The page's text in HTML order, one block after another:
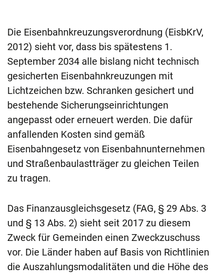
Die Eisenbahnkreuzungsverordnung (EisbKrV,
2012) sieht vor, dass bis spätestens 1.
September 2034 alle bislang nicht technisch
gesicherten Eisenbahnkreuzungen mit
Lichtzeichen bzw. Schranken gesichert und
bestehende Sicherungseinrichtungen
angepasst oder erneuert werden. Die dafür
anfallenden Kosten sind gemäß
Eisenbahngesetz von Eisenbahnunternehmen
und Straßenbaulastträger zu gleichen Teilen
zu tragen.
Das Finanzausgleichsgesetz (FAG, § 29 Abs. 3
und § 13 Abs. 2) sieht seit 2017 zu diesem
Zweck für Gemeinden einen Zweckzuschuss
vor. Die Länder haben auf Basis von Richtlinien
die Auszahlungsmodalitäten und die Höhe des